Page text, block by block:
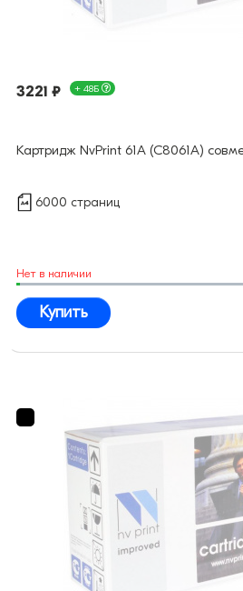
3221 ₽ + 48Б
Картридж NvPrint 61A (C8061A)
6000 страниц
Нет в наличии
Купить